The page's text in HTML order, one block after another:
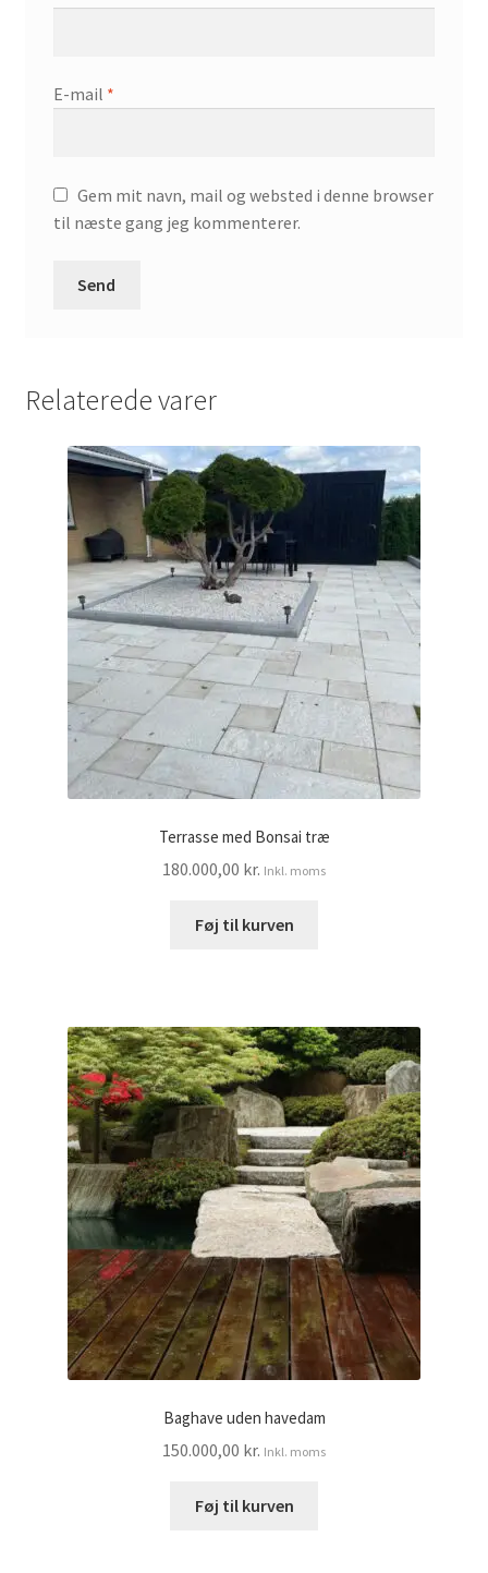
E-mail *
Gem mit navn, mail og websted i denne browser
til næste gang jeg kommenterer.
Relaterede varer
Terrasse med Bonsai træ
180.000,00 kr. Inkl. moms
Føj til kurven
Baghave uden havedam
150.000,00 kr. Inkl. moms
Føj til kurven